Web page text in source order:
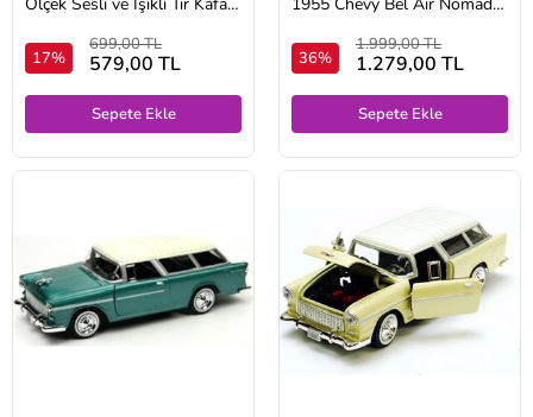
17%
699,00 TL
579,00 TL
Sepete Ekle
36%
1.999,00 TL
1.279,00 TL
Sepete Ekle